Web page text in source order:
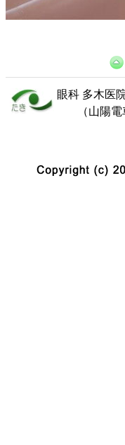
眼科 多木医
（山陽